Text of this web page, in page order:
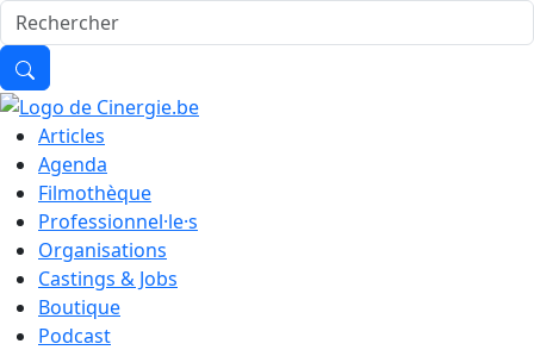
Articles
Agenda
Filmothèque
Professionnel·le·s
Organisations
Castings & Jobs
Boutique
Podcast